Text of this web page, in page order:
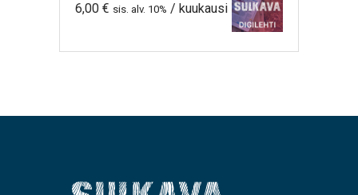
6,00 € sis. alv. 10% / kuukausi